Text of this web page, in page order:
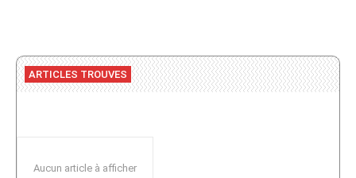
ARTICLES TROUVES
Aucun article à afficher